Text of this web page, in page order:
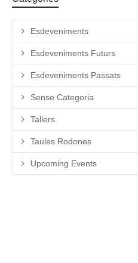
Esdeveniments
Esdeveniments Futurs
Esdeveniments Passats
Sense Categoria
Tallers
Taules Rodones
Upcoming Events